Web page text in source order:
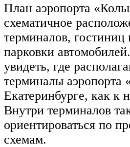
План аэропорта
схематичное
терминалов, гостиниц
парковки
увидеть, где
терминалы аэропорта
Екатеринбурге, как к
Внутри терминалов
ориентироваться по
схемам.